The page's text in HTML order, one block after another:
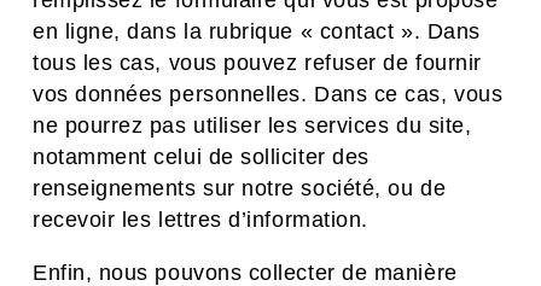
en ligne, dans la rubrique « contact ». Dans
tous les cas, vous pouvez refuser de fournir
vos données personnelles. Dans ce cas, vous
ne pourrez pas utiliser les services du site,
notamment celui de solliciter des
renseignements sur notre société, ou de
recevoir les lettres d’information.
Enfin, nous pouvons collecter de manière